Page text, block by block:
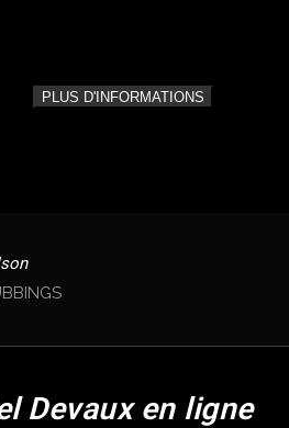
PLUS D'INFORMATIONS
Devaux en ligne